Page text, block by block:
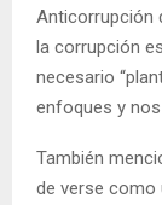
Anticorrupción
la corrupción
necesario
enfoques y nos
También
de verse como